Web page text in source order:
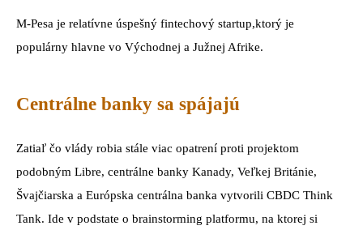
M-Pesa je relatívne úspešný fintechový startup,ktorý je
populárny hlavne vo Východnej a Južnej Afrike.
Centrálne banky sa spájajú
Zatiaľ čo vlády robia stále viac opatrení proti projektom
podobným Libre, centrálne banky Kanady, Veľkej Británie,
Švajčiarska a Európska centrálna banka vytvorili CBDC Think
Tank. Ide v podstate o brainstorming platformu, na ktorej si